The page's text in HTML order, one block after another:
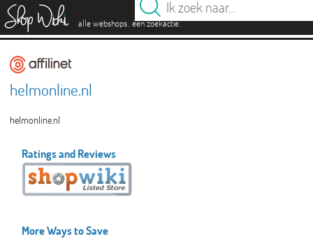
alle webshops. één zoekactie.
helmonline.nl
helmonline.nl
Ratings and Reviews
More Ways to Save